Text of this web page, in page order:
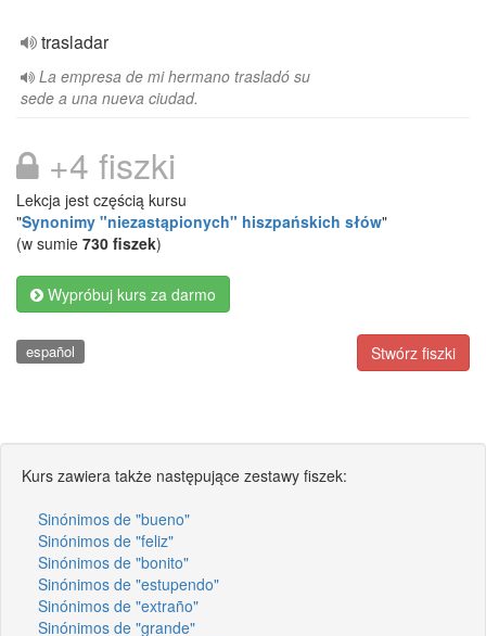
trasladar
La empresa de mi hermano trasladó su
sede a una nueva ciudad.
+4 fiszki
Lekcja jest częścią kursu
"Synonimy "niezastąpionych" hiszpańskich słów"
(w sumie 730 fiszek)
Wypróbuj kurs za darmo
Stwórz fiszki
español
Kurs zawiera także następujące zestawy fiszek:
Sinónimos de "bueno"
Sinónimos de "feliz"
Sinónimos de "bonito"
Sinónimos de "estupendo"
Sinónimos de "extraño"
Sinónimos de "grande"